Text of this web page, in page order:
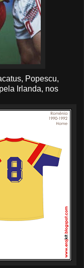
Popescu,
Irlanda, nos